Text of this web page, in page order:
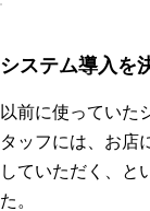
システム導入を
以前に使っていた
タッフには、お店
していただく、と
た。